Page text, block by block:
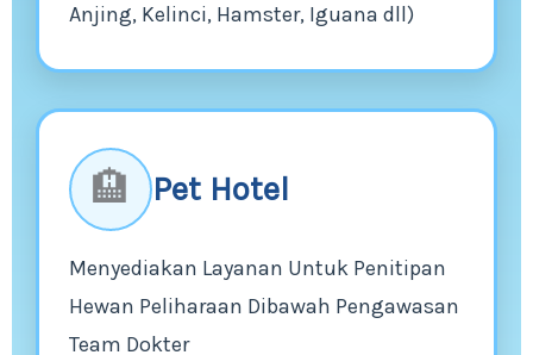
Anjing, Kelinci, Hamster, Iguana dll)
🏨 Pet Hotel
Menyediakan Layanan Untuk Penitipan
Hewan Peliharaan Dibawah Pengawasan
Team Dokter